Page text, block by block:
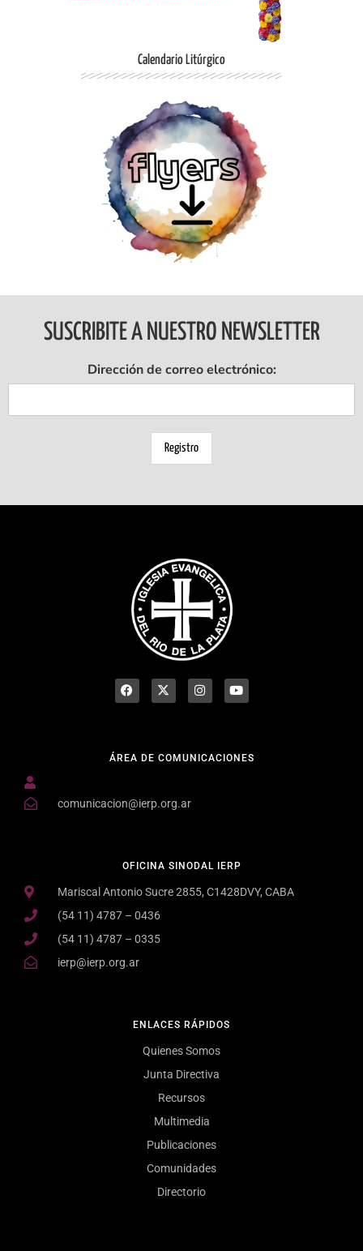
Calendario Litúrgico
Ingresar
SUSCRIBITE A NUESTRO NEWSLETTER
Dirección de correo electrónico:
ENLACES RÁPIDOS
Quienes Somos
Junta Directiva
Recursos
Multimedia
Publicaciones
Comunidades
Directorio
OFICINA SINODAL IERP
Mariscal Antonio Sucre 2855, C1428DVY, CABA
(54 11) 4787 – 0436
(54 11) 4787 – 0335
ierp@ierp.org.ar
ÁREA DE COMUNICACIONES
comunicacion@ierp.org.ar